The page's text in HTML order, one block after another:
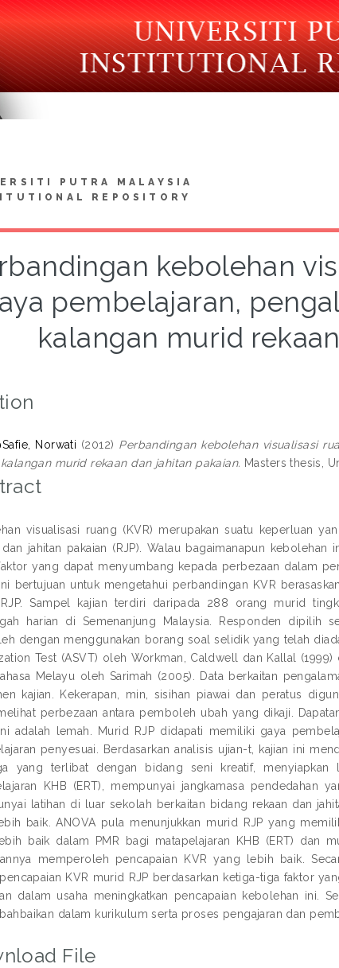
PUTRA MALAYSIA
REPOSITORY
kebolehan
pembelajaran,
kalangan murid
Norwati (2012) Perbandingan kebolehan visualisasi
murid rekaan dan jahitan pakaian. Masters thesis,
visualisasi ruang (KVR) merupakan suatu keperluan
dan jahitan pakaian (RJP). Walau bagaimanapun
yang dapat menyumbang kepada perbezaan dalam
bertujuan untuk mengetahui perbandingan KVR
Sampel kajian terdiri daripada 288 orang murid
harian di Semenanjung Malaysia. Responden dipilih
dengan menggunakan borang soal selidik yang telah
Test (ASVT) oleh Workman, Caldwell dan Kallal
Melayu oleh Sarimah (2005). Data berkaitan
kajian. Kekerapan, min, sisihan piawai dan peratus
perbezaan antara pemboleh ubah yang dikaji.
adalah lemah. Murid RJP didapati memiliki gaya
penyesuai. Berdasarkan analisis ujian-t, kajian ini
yang terlibat dengan bidang seni kreatif,
KHB (ERT), mempunyai jangkamasa pendedahan
latihan di luar sekolah berkaitan bidang rekaan dan
baik. ANOVA pula menunjukkan murid RJP yang
baik dalam PMR bagi matapelajaran KHB (ERT) dan
memperoleh pencapaian KVR yang lebih baik.
KVR murid RJP berdasarkan ketiga-tiga faktor
dalam usaha meningkatkan pencapaian kebolehan ini.
dalam kurikulum serta proses pengajaran dan
File